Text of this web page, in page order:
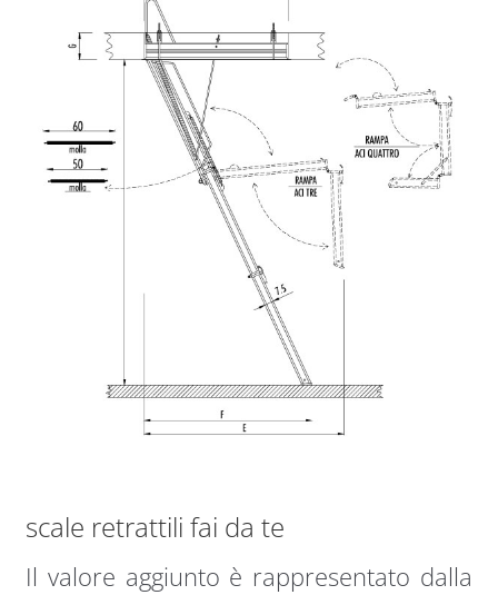
scale retrattili fai da te
Il valore aggiunto è rappresentato dalla